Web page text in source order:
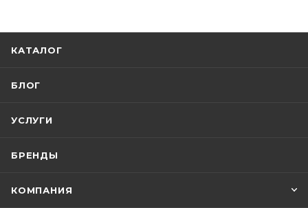
КАТАЛОГ
БЛОГ
УСЛУГИ
БРЕНДЫ
КОМПАНИЯ